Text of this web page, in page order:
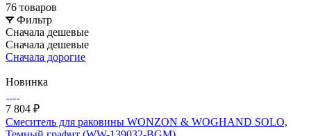
76 товаров
Фильтр
Сначала дешевые
Сначала дешевые
Сначала дорогие
Новинка
7 804 ₽
Смеситель для раковины WONZON & WOGHAND SOLO,